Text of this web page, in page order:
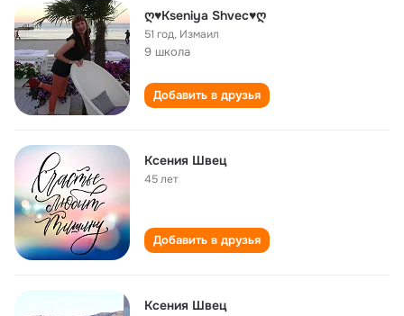
ღ♥Kseniya Shvec♥ღ
51 год, Измаил
9 школа
Добавить в друзья
Ксения Швец
45 лет
Добавить в друзья
Ксения Швец